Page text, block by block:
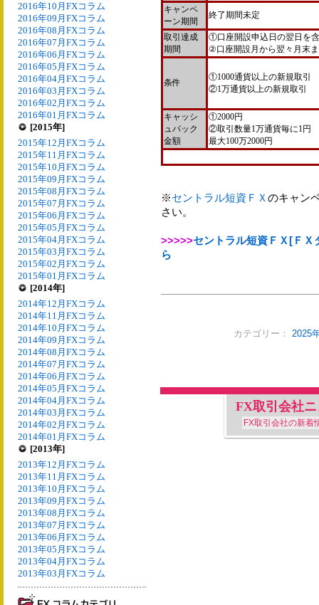
2016年10月FXコラム
2016年09月FXコラム
2016年08月FXコラム
2016年07月FXコラム
2016年06月FXコラム
2016年05月FXコラム
2016年04月FXコラム
2016年03月FXコラム
2016年02月FXコラム
2016年01月FXコラム
[2015年]
2015年12月FXコラム
2015年11月FXコラム
2015年10月FXコラム
2015年09月FXコラム
2015年08月FXコラム
2015年07月FXコラム
2015年06月FXコラム
2015年05月FXコラム
2015年04月FXコラム
2015年03月FXコラム
2015年02月FXコラム
2015年01月FXコラム
[2014年]
2014年12月FXコラム
2014年11月FXコラム
2014年10月FXコラム
2014年09月FXコラム
2014年08月FXコラム
2014年07月FXコラム
2014年06月FXコラム
2014年05月FXコラム
2014年04月FXコラム
2014年03月FXコラム
2014年02月FXコラム
2014年01月FXコラム
[2013年]
2013年12月FXコラム
2013年11月FXコラム
2013年10月FXコラム
2013年09月FXコラム
2013年08月FXコラム
2013年07月FXコラム
2013年06月FXコラム
2013年05月FXコラム
2013年04月FXコラム
2013年03月FXコラム
キャンペ
ーン期間
終了期間未定
取引達成
期間
①口座開設申込日の翌日を
②口座開設月から翌々月末
条件
①1000通貨以上の新規取引
②1万通貨以上の新規取引
キャッシ
ュバック
金額
①2000円
②取引数量1万通貨毎に1円
最大100万2000円
※セントラル短資ＦＸ のキャン
さい。
>>>>>セントラル短資ＦＸ[Ｆ
ら
カテゴリー： 2025
FX取引会社
FX取引会社の新着